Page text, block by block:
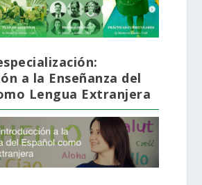
a la Enseñanza del
Lengua Extranjera